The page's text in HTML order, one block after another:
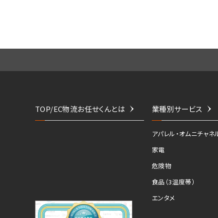
TOP/EC物流お任せくんとは 業種別サービス
アパレル・オムニチャネ
家電
危険物
食品（3温度帯）
エンタメ